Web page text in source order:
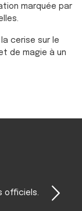
marquée par
cerise sur le
de magie à un
officiels.